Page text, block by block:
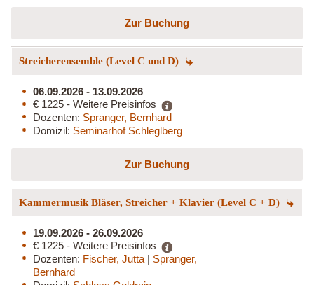
Zur Buchung
Streicherensemble (Level C und D)
06.09.2026 - 13.09.2026
€ 1225 - Weitere Preisinfos
Dozenten: Spranger, Bernhard
Domizil: Seminarhof Schleglberg
Zur Buchung
Kammermusik Bläser, Streicher + Klavier (Level C + D)
19.09.2026 - 26.09.2026
€ 1225 - Weitere Preisinfos
Dozenten: Fischer, Jutta | Spranger,
Bernhard